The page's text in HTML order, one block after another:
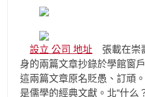
設立 公司 地址 張載在崇
身的兩篇文章抄錄於學館窗
這兩篇文章原名貶愚、訂頑
是儒學的經典文獻。北“什么